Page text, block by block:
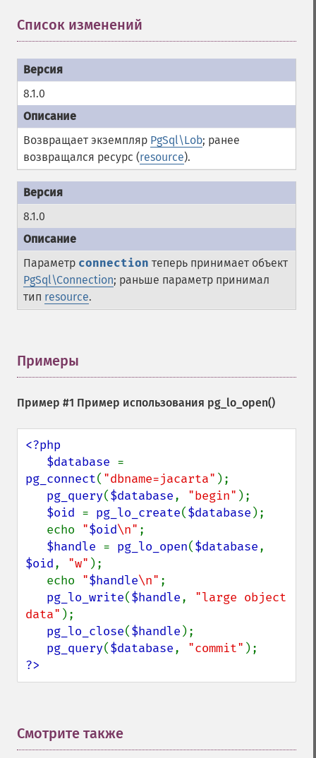
Список изменений
8.1.0
Возвращает экземпляр PgSql\Lob; ранее
возвращался ресурс (resource).
8.1.0
Параметр connection теперь принимает объект
PgSql\Connection; раньше параметр принимал
тип resource.
Примеры
Пример #1 Пример использования pg_lo_open()
<?php
   $database
pg_connect( "dbname=jacarta" );
pg_query($database, "begin" );
$oid = pg_lo_create($database );
   echo
"$oid\n" ;
$handle = pg_lo_open($database
$oid, "w" );
   echo
"$handle\n" ;
pg_lo_write($handle, "large object
data" );
pg_lo_close($handle );
pg_query($database, "commit"
?>
Смотрите также